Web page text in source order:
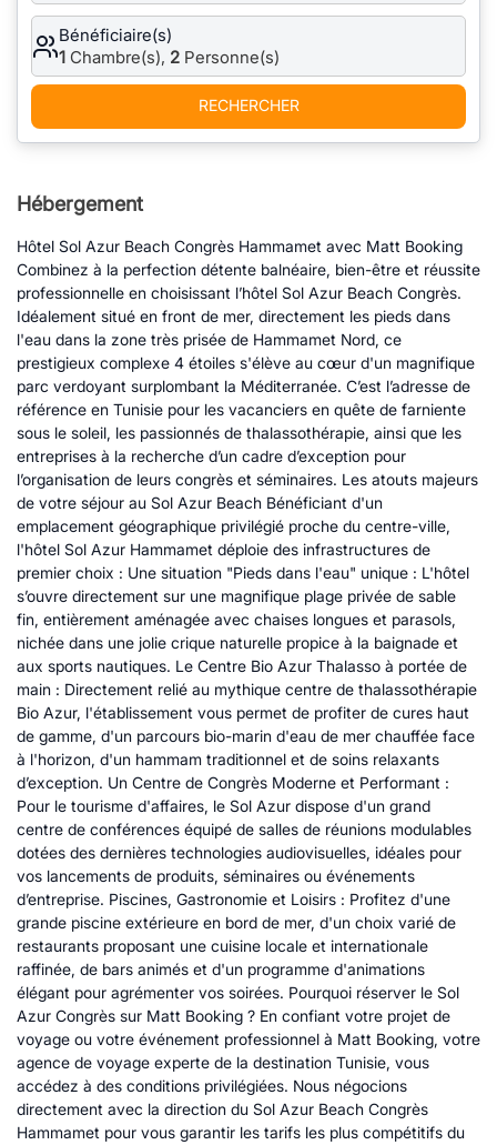
Bénéficiaire(s)
1 Chambre(s), 2 Personne(s)
RECHERCHER
Hébergement
Hôtel Sol Azur Beach Congrès Hammamet avec Matt Booking
Combinez à la perfection détente balnéaire, bien-être et réussite
professionnelle en choisissant l’hôtel Sol Azur Beach Congrès.
Idéalement situé en front de mer, directement les pieds dans
l'eau dans la zone très prisée de Hammamet Nord, ce
prestigieux complexe 4 étoiles s'élève au cœur d'un magnifique
parc verdoyant surplombant la Méditerranée. C’est l’adresse de
référence en Tunisie pour les vacanciers en quête de farniente
sous le soleil, les passionnés de thalassothérapie, ainsi que les
entreprises à la recherche d’un cadre d’exception pour
l’organisation de leurs congrès et séminaires. Les atouts majeurs
de votre séjour au Sol Azur Beach Bénéficiant d'un
emplacement géographique privilégié proche du centre-ville,
l'hôtel Sol Azur Hammamet déploie des infrastructures de
premier choix : Une situation "Pieds dans l'eau" unique : L'hôtel
s’ouvre directement sur une magnifique plage privée de sable
fin, entièrement aménagée avec chaises longues et parasols,
nichée dans une jolie crique naturelle propice à la baignade et
aux sports nautiques. Le Centre Bio Azur Thalasso à portée de
main : Directement relié au mythique centre de thalassothérapie
Bio Azur, l'établissement vous permet de profiter de cures haut
de gamme, d'un parcours bio-marin d'eau de mer chauffée face
à l'horizon, d'un hammam traditionnel et de soins relaxants
d’exception. Un Centre de Congrès Moderne et Performant :
Pour le tourisme d'affaires, le Sol Azur dispose d'un grand
centre de conférences équipé de salles de réunions modulables
dotées des dernières technologies audiovisuelles, idéales pour
vos lancements de produits, séminaires ou événements
d’entreprise. Piscines, Gastronomie et Loisirs : Profitez d'une
grande piscine extérieure en bord de mer, d'un choix varié de
restaurants proposant une cuisine locale et internationale
raffinée, de bars animés et d'un programme d'animations
élégant pour agrémenter vos soirées. Pourquoi réserver le Sol
Azur Congrès sur Matt Booking ? En confiant votre projet de
voyage ou votre événement professionnel à Matt Booking, votre
agence de voyage experte de la destination Tunisie, vous
accédez à des conditions privilégiées. Nous négocions
directement avec la direction du Sol Azur Beach Congrès
Hammamet pour vous garantir les tarifs les plus compétitifs du